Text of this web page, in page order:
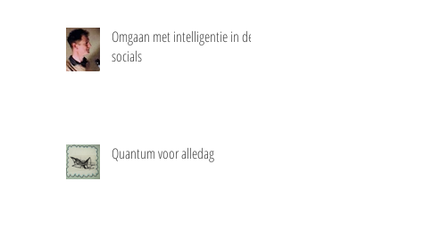
Omgaan met intelligentie in de
socials
Quantum voor alledag